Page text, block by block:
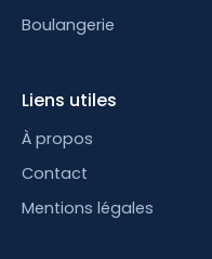
Boulangerie
Liens utiles
À propos
Contact
Mentions légales